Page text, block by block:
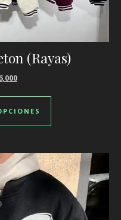
(Rayas)
original era: $30,000.
El precio actual es: $26,000.
Este producto